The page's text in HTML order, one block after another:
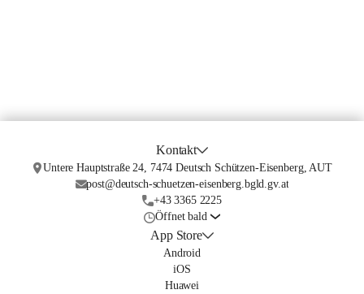
Kontakt
Untere Hauptstraße 24, 7474 Deutsch Schützen-Eisenberg, AUT
post@deutsch-schuetzen-eisenberg.bgld.gv.at
+43 3365 2225
Öffnet bald
App Store
Android
iOS
Huawei